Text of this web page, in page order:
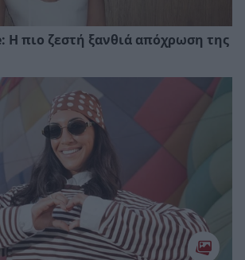
Η πιο ζεστή ξανθιά απόχρωση της